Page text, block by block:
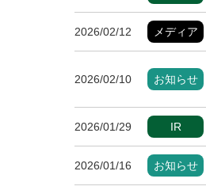
2026/02/12 メディア
2026/02/10 お知らせ
2026/01/29 IR
2026/01/16 お知らせ